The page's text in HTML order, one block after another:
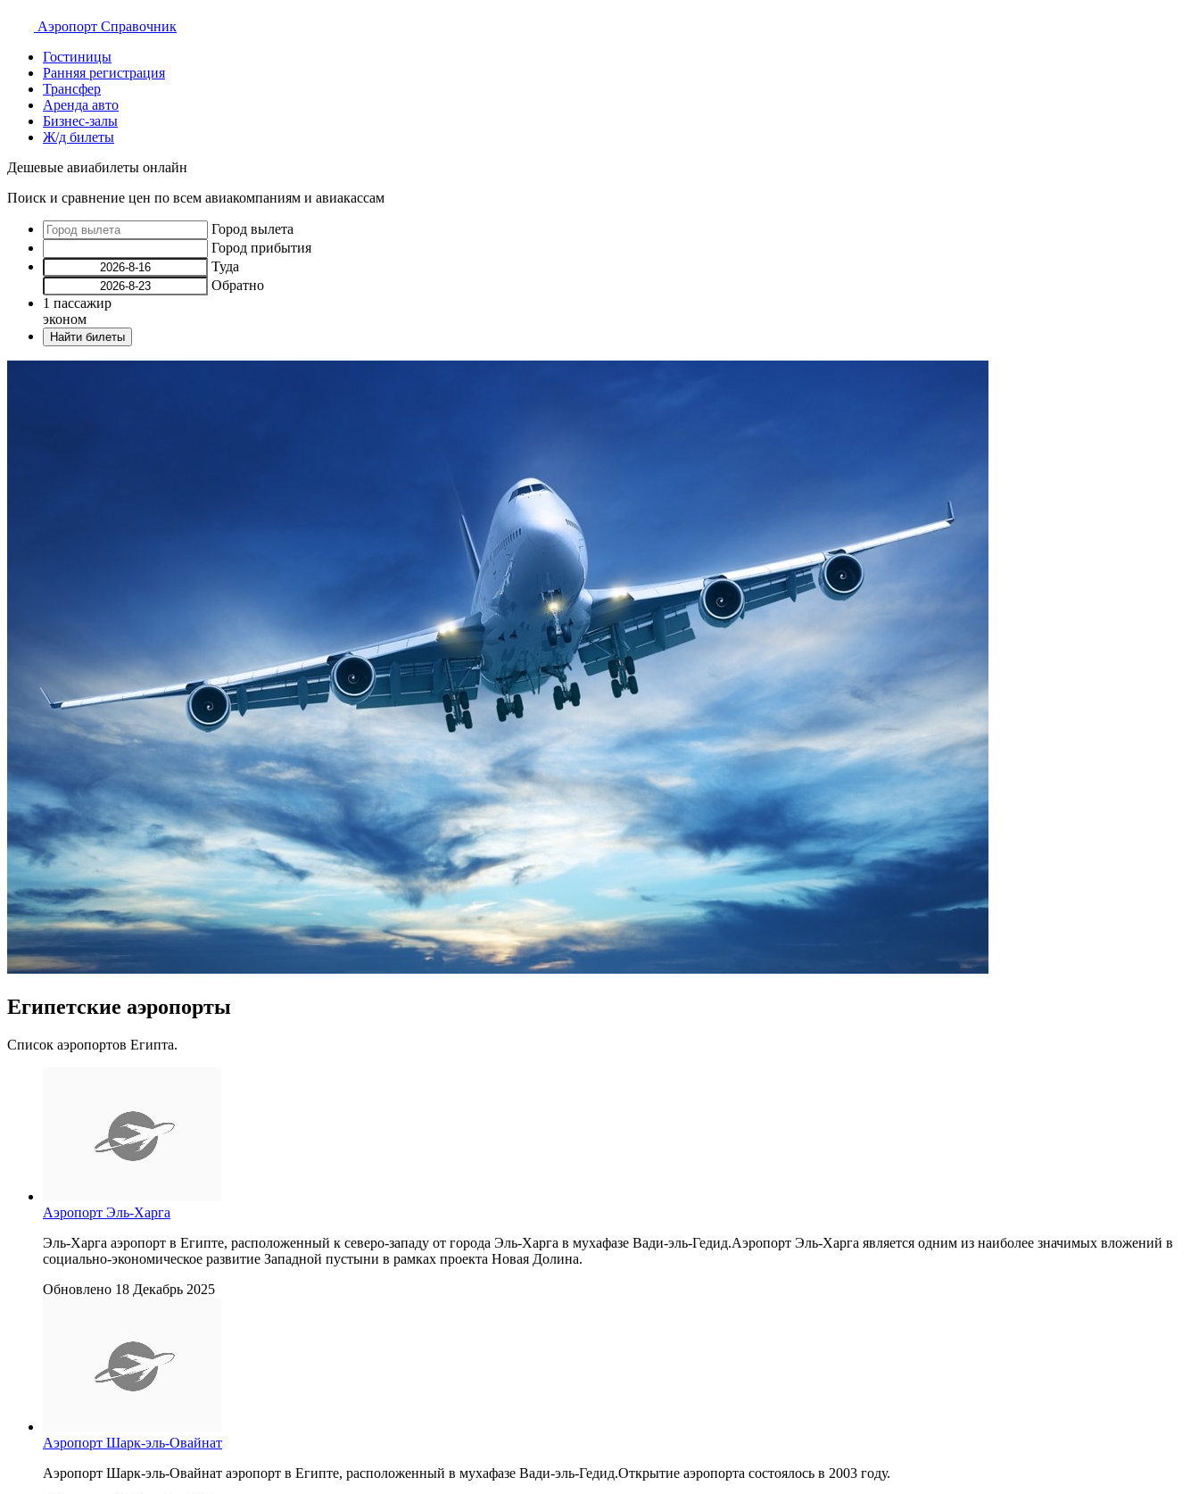
Аэропорт Справочник
Гостиницы
Ранняя регистрация
Трансфер
Аренда авто
Бизнес-залы
Ж/д билеты
Дешевые авиабилеты онлайн
Поиск и сравнение цен по всем авиакомпаниям и авиакассам
Город вылета
Город прибытия
Туда
Обратно
1 пассажир
эконом
Найти билеты
Египетские аэропорты
Список аэропортов Египта.
Аэропорт Эль-Харга
Эль-Харга аэропорт в Египте, расположенный к северо-западу от города Эль-Харга в мухафазе Вади-эль-Гедид.Аэропорт Эль-Харга является одним из наиболее значимых вложений в
социально-экономическое развитие Западной пустыни в рамках проекта Новая Долина.
Обновлено 18 Декабрь 2025
Аэропорт Шарк-эль-Овайнат
Аэропорт Шарк-эль-Овайнат аэропорт в Египте, расположенный в мухафазе Вади-эль-Гедид.Открытие аэропорта состоялось в 2003 году.